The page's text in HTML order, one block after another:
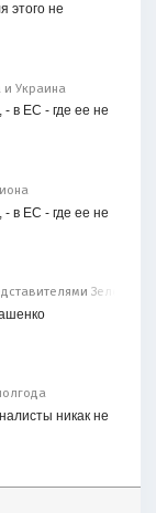
этого не
и Украина
в ЕС - где ее не
в ЕС - где ее не
никак не